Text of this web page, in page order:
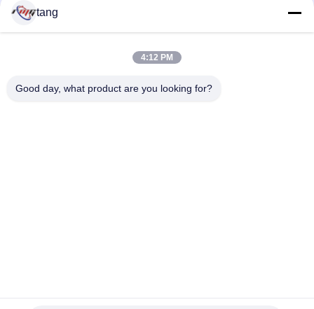
Peças
atm
tang
4:12 PM
Good day, what product are you looking for?